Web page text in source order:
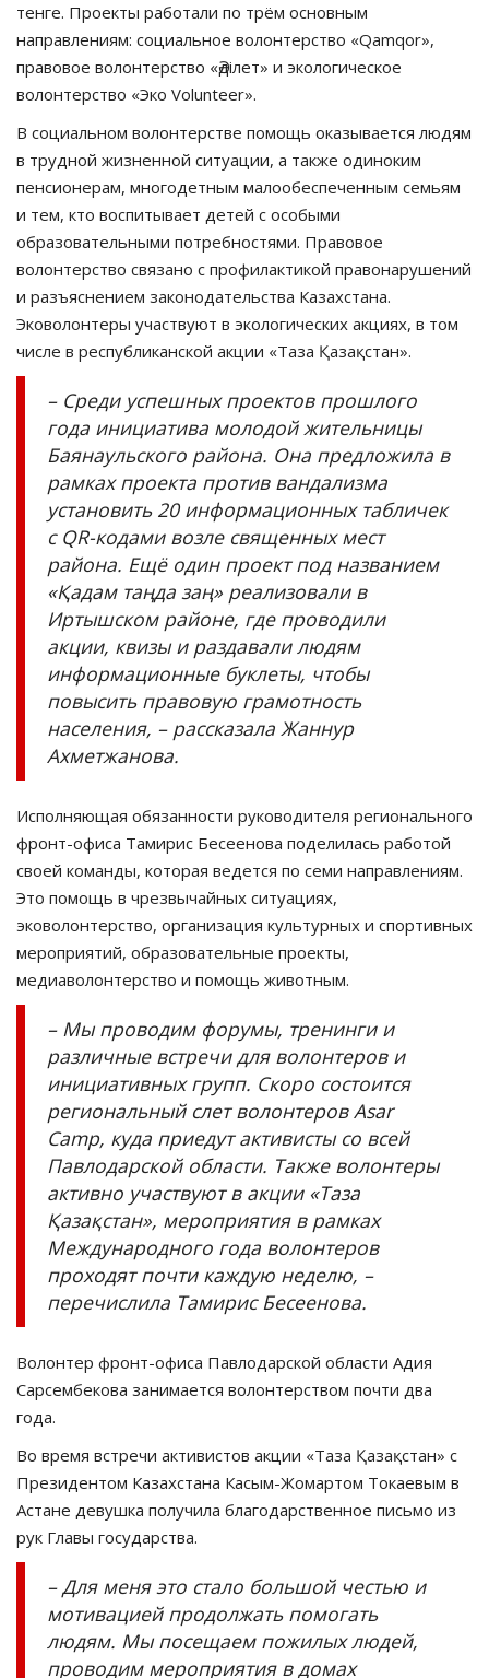
тенге. Проекты работали по трём основным
направлениям: социальное волонтерство «Qamqor»,
правовое волонтерство «Әділет» и экологическое
волонтерство «Эко Volunteer».
В социальном волонтерстве помощь оказывается людям
в трудной жизненной ситуации, а также одиноким
пенсионерам, многодетным малообеспеченным семьям
и тем, кто воспитывает детей с особыми
образовательными потребностями. Правовое
волонтерство связано с профилактикой правонарушений
и разъяснением законодательства Казахстана.
Эковолонтеры участвуют в экологических акциях, в том
числе в республиканской акции «Таза Қазақстан».
– Среди успешных проектов прошлого
года инициатива молодой жительницы
Баянаульского района. Она предложила в
рамках проекта против вандализма
установить 20 информационных табличек
с QR-кодами возле священных мест
района. Ещё один проект под названием
«Қадам таңда заң» реализовали в
Иртышском районе, где проводили
акции, квизы и раздавали людям
информационные буклеты, чтобы
повысить правовую грамотность
населения, – рассказала Жаннур
Ахметжанова.
Исполняющая обязанности руководителя регионального
фронт-офиса Тамирис Бесеенова поделилась работой
своей команды, которая ведется по семи направлениям.
Это помощь в чрезвычайных ситуациях,
эковолонтерство, организация культурных и спортивных
мероприятий, образовательные проекты,
медиаволонтерство и помощь животным.
– Мы проводим форумы, тренинги и
различные встречи для волонтеров и
инициативных групп. Скоро состоится
региональный слет волонтеров Asar
Camp, куда приедут активисты со всей
Павлодарской области. Также волонтеры
активно участвуют в акции «Таза
Қазақстан», мероприятия в рамках
Международного года волонтеров
проходят почти каждую неделю, –
перечислила Тамирис Бесеенова.
Волонтер фронт-офиса Павлодарской области Адия
Сарсембекова занимается волонтерством почти два
года.
Во время встречи активистов акции «Таза Қазақстан» с
Президентом Казахстана Касым-Жомартом Токаевым в
Астане девушка получила благодарственное письмо из
рук Главы государства.
– Для меня это стало большой честью и
мотивацией продолжать помогать
людям. Мы посещаем пожилых людей,
проводим мероприятия в домах